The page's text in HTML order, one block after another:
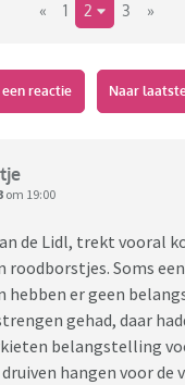
« 1 2 3 »
reactie Naar
om 19:00
de Lidl, trekt vooral
roodborstjes. Soms
hebben er geen
gehad, daar
belangstelling
hangen voor de